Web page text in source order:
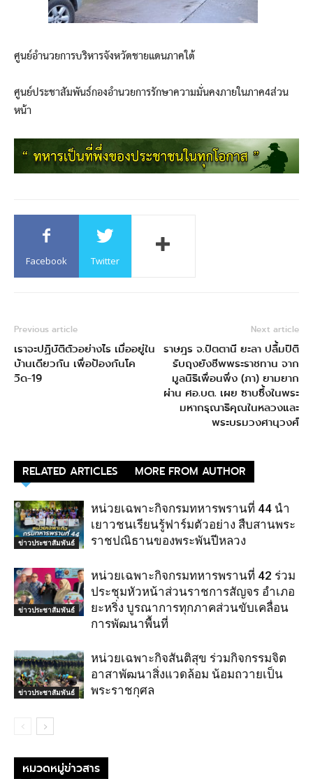
ศูนย์อำนวยการบริหารจังหวัดชายแดนภาคใต้
ศูนย์ประชาสัมพันธ์กองอำนวยการรักษาความมั่นคงภายในภาค4ส่วน
หน้า
Facebook Twitter
Previous article
เราจะปฏิบัติตัวอย่างไร เมื่ออยู่ใน
บ้านเดียวกัน เพื่อป้องกันโค
วิด-19
Next article
ราษฎร จ.ปัตตานี ยะลา ปลื้มปิติ
รับถุงยังชีพพระราชทาน จาก
มูลนิธิเพื่อนพึ่ง (ภา) ยามยาก
ผ่าน ศอ.บต. เผย ซาบซึ้งในพระ
มหากรุณาธิคุณในหลวงและ
พระบรมวงศานุวงศ์
RELATED ARTICLES MORE FROM AUTHOR
ข่าวประชาสัมพันธ์
หน่วยเฉพาะกิจกรมทหารพรานที่ 44 นำ
เยาวชนเรียนรู้ฟาร์มตัวอย่าง สืบสานพระ
ราชปณิธานของพระพันปีหลวง
ข่าวประชาสัมพันธ์
หน่วยเฉพาะกิจกรมทหารพรานที่ 42 ร่วม
ประชุมหัวหน้าส่วนราชการสัญจร อำเภอ
ยะหริ่ง บูรณาการทุกภาคส่วนขับเคลื่อน
การพัฒนาพื้นที่
ข่าวประชาสัมพันธ์
หน่วยเฉพาะกิจสันติสุข ร่วมกิจกรรมจิต
อาสาพัฒนาสิ่งแวดล้อม น้อมถวายเป็น
พระราชกุศล
หมวดหมู่ข่าวสาร